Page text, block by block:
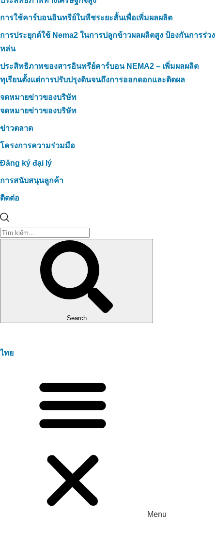
การใช้คาร์บอนอินทรีย์ในพืชระยะสั้นเพื่อเพิ่มผลผลิต
การประยุกต์ใช้ Nema2 ในการปลูกข้าวผลผลิตสูง ป้องกันการร่วง
หล่น
ประสิทธิภาพของสารอินทรีย์คาร์บอน NEMA2 – เพิ่มผลผลิต
ทุเรียนตั้งแต่การปรับปรุงดินจนถึงการออกดอกและติดผล
จดหมายข่าวของบริษัท
จดหมายข่าวของบริษัท
ข่าวตลาด
โครงการความร่วมมือ
Đăng ký đại lý
การสนับสนุนลูกค้า
ติดต่อ
Search
ไทย
Menu